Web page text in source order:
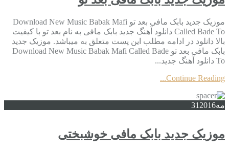
موزیک جدید بابک مافی بعد تو Download New Music Babak Mafi
Called Bade To دانلود آهنگ جدید بابک مافی به نام بعد تو با کیفیت
بالا دانلود در ادامه مطلب این پست متعلق به میباشد. موزیک جدید
بابک مافی بعد تو Download New Music Babak Mafi Called Bade
To دانلود آهنگ جدید...
Continue Reading...
مه 31 2016
موزیک جدید بابک مافی خوشبختی